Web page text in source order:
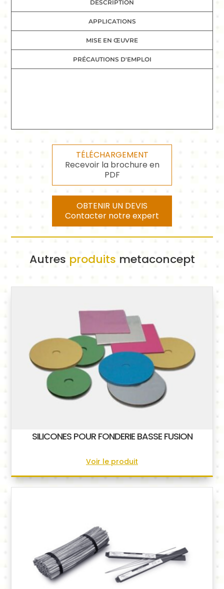
DESCRIPTION
APPLICATIONS
MISE EN ŒUVRE
PRÉCAUTIONS D'EMPLOI
TÉLÉCHARGEMENT
Recevoir la brochure en
PDF
OBTENIR UN DEVIS
Contacter notre expert
Autres produits metaconcept
SILICONES POUR FONDERIE BASSE FUSION
Voir le produit